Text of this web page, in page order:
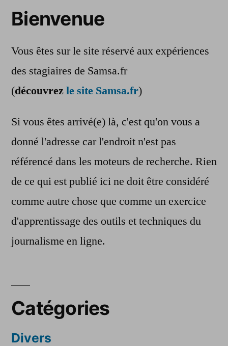
Bienvenue
Vous êtes sur le site réservé aux expériences
des stagiaires de Samsa.fr
(découvrezle site Samsa.fr)
Si vous êtes arrivé(e) là, c'est qu'on vous a
donné l'adresse car l'endroit n'est pas
référencé dans les moteurs de recherche. Rien
de ce qui est publié ici ne doit être considéré
comme autre chose que comme un exercice
d'apprentissage des outils et techniques du
journalisme en ligne.
Catégories
Divers